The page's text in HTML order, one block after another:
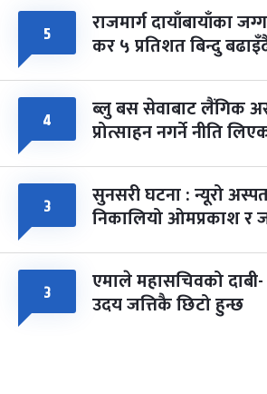
५ राजमार्ग दायाँबायाँका
कर ५ प्रतिशत बिन्दु
४ ब्लु बस सेवाबाट लैंगिक
प्रोत्साहन नगर्ने नीति
३ सुनसरी घटना : न्यूरो
निकालियो ओमप्रकाश र
३ एमाले महासचिवको
उदय जत्तिकै छिटो हुन्छ